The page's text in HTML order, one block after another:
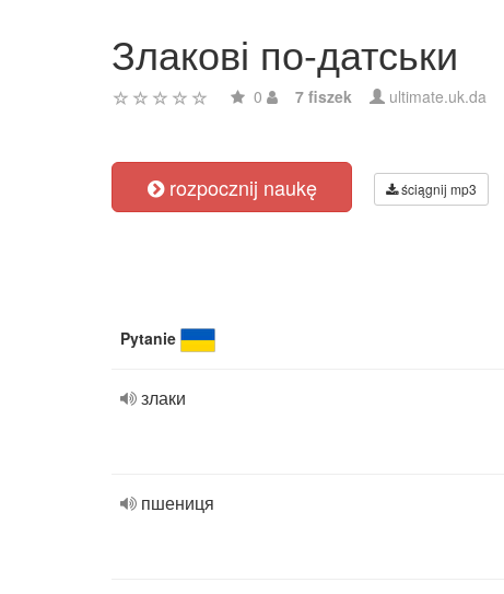
Злакові по-датськи
0 7 fiszek ultimate.uk.da
rozpocznij naukę ściągnij mp3
Pytanie
злаки
пшениця